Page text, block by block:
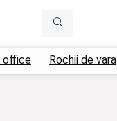
office Rochii de vara